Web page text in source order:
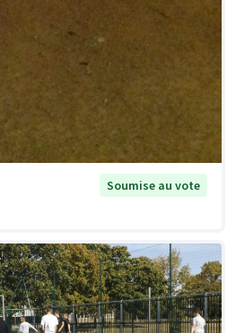
Soumise au vote